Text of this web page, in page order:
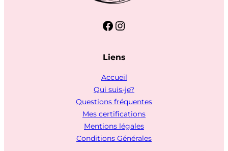
Facebook Instagram
Liens
Accueil
Qui suis-je?
Questions fréquentes
Mes certifications
Mentions légales
Conditions Générales